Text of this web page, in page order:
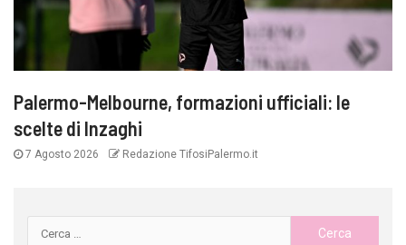
Palermo-Melbourne, formazioni ufficiali: le
scelte di Inzaghi
7 Agosto 2026 Redazione TifosiPalermo.it